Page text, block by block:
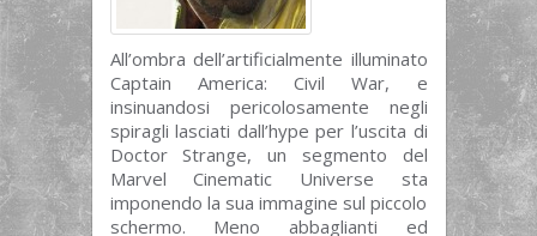
All’ombra dell’artificialmente illuminato
Captain America: Civil War, e
insinuandosi pericolosamente negli
spiragli lasciati dall’hype per l’uscita di
Doctor Strange, un segmento del
Marvel Cinematic Universe sta
imponendo la sua immagine sul piccolo
schermo. Meno abbaglianti ed